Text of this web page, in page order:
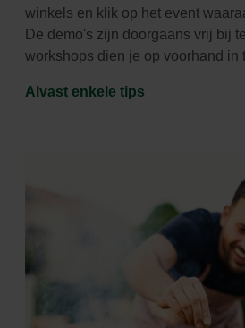
winkels en klik op het event
De demo's zijn doorgaans vrij bij
workshops dien je op voorhand in
Alvast enkele tips